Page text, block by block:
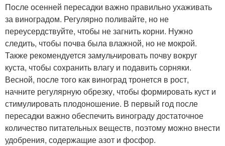
После осенней пересадки важно правильно ухаживать
за виноградом. Регулярно поливайте, но не
переусердствуйте, чтобы не загнить корни. Нужно
следить, чтобы почва была влажной, но не мокрой.
Также рекомендуется замульчировать почву вокруг
куста, чтобы сохранить влагу и подавить сорняки.
Весной, после того как виноград тронется в рост,
начните регулярную обрезку, чтобы формировать куст и
стимулировать плодоношение. В первый год после
пересадки важно обеспечить винограду достаточное
количество питательных веществ, поэтому можно внести
удобрения, содержащие азот и фосфор.